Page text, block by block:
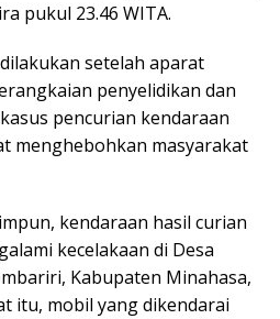
pukul 23.46 WITA.
setelah aparat
penyelidikan dan
pencurian kendaraan
menghebohkan masyarakat
kendaraan hasil curian
kecelakaan di Desa
Kabupaten Minahasa,
itu, mobil yang dikendarai